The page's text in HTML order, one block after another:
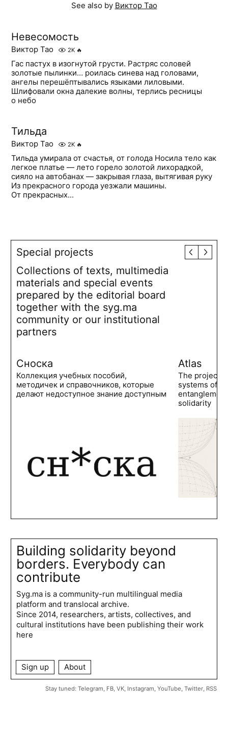
See also by Виктор Тао
Невесомость
Виктор Тао 2K 🔥
Гас пастух в изогнутой грусти. Растряс соловей
золотые пылинки… роилась синева над головами,
ангелы перешёптывались языками лиловыми.
Шлифовали окна далекие волны, терлись ресницы
о небо
Тильда
Виктор Тао 2K 🔥
Тильда умирала от счастья, от голода Носила тело как
легкое платье — лето горело золотой лихорадкой,
сияло на автобанах — закрывая глаза, вытягивая руку
Из прекрасного города уезжали машины.
От прекрасных...
Special projects
Collections of texts, multimedia
materials and special events
prepared by the editorial board
together with the syg.ma
community or our institutional
partners
Сноска
Коллекция учебных пособий,
методичек и справочников, которые
делают недоступное знание доступным
Atlas
The project
systems of
solidarity
Building solidarity beyond
borders. Everybody can
contribute
Syg.ma is a community-run multilingual media
platform and translocal archive.
Since 2014, researchers, artists, collectives, and
cultural institutions have been publishing their work
here
Sign up About
Stay tuned: Telegram FB, VK, Instagram YouTube Twitter, RSS